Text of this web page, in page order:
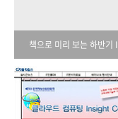
책으로 미리 보는 하반기